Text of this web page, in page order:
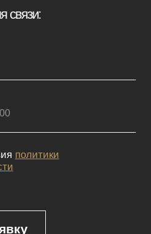
определяемой положениями
информационный